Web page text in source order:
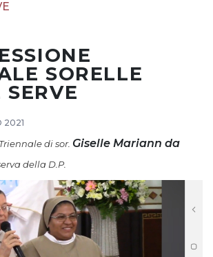
SORELLE
SERVE
2021
di sor. Giselle Mariann da
della D.P.